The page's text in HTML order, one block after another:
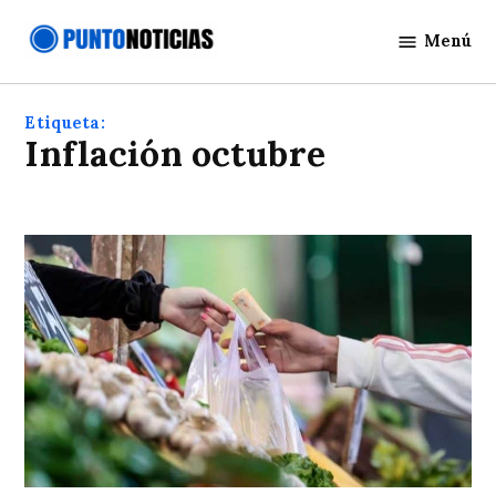
Noticias
Menú
Etiqueta:
Inflación octubre